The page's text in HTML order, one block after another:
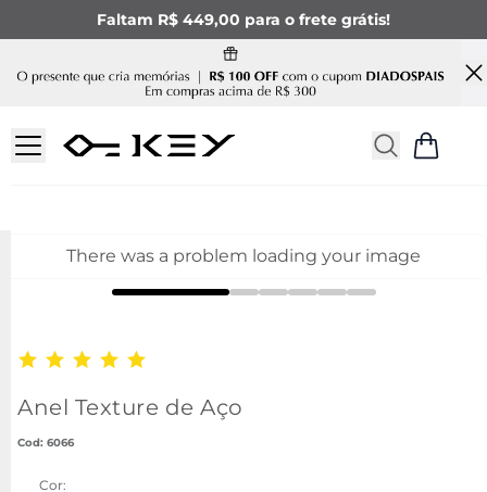
Faltam R$ 449,00 para o frete grátis!
There was a problem loading your image
Anel Texture de Aço
: 6066
Cor: